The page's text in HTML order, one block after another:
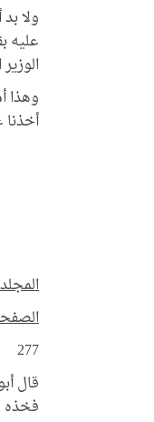
ولا
عليه
وهذا
277 9 والصفادمة(
قال
فخذه